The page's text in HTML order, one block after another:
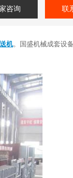
咨询 联
机。国盛机械成套设